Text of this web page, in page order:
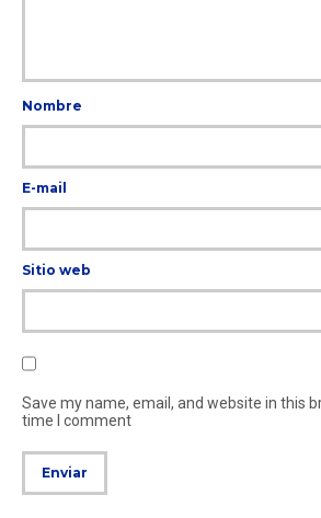
Nombre
E-mail
Sitio web
Save my name, email, and website in this
time I comment